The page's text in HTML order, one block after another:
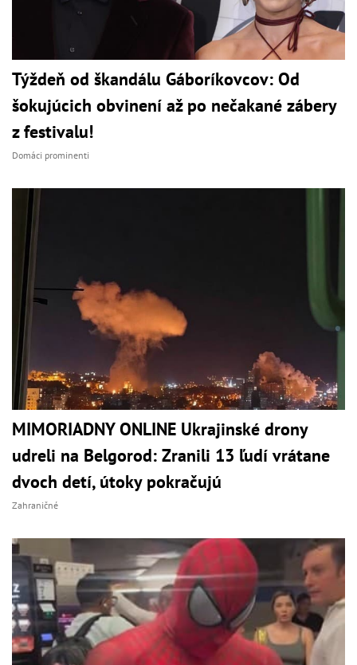
Týždeň od škandálu Gáboríkovcov: Od
šokujúcich obvinení až po nečakané zábery
z festivalu!
Domáci prominenti
MIMORIADNY ONLINE Ukrajinské drony
udreli na Belgorod: Zranili 13 ľudí vrátane
dvoch detí, útoky pokračujú
Zahraničné